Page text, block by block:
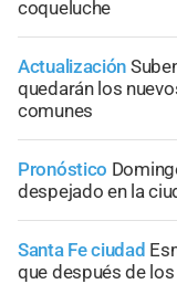
coqueluche
Actualización
quedarán los
comunes
Pronóstico
despejado en la
Santa Fe ciudad
que después de